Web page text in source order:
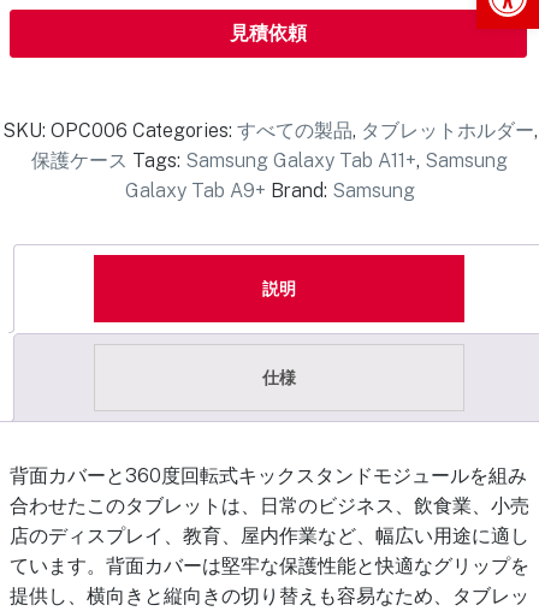
見積依頼
SKU: OPC006 Categories: すべての製品, タブレットホルダー,
保護ケース Tags: Samsung Galaxy Tab A11+, Samsung
Galaxy Tab A9+ Brand: Samsung
説明
仕様
背面カバーと360度回転式キックスタンドモジュールを組み
合わせたこのタブレットは、日常のビジネス、飲食業、小売
店のディスプレイ、教育、屋内作業など、幅広い用途に適し
ています。背面カバーは堅牢な保護性能と快適なグリップを
提供し、横向きと縦向きの切り替えも容易なため、タブレッ